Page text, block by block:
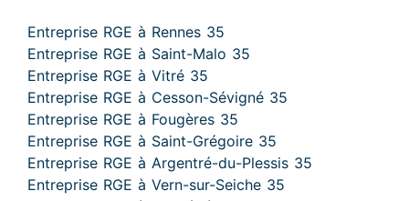
Entreprise RGE à Rennes 35
Entreprise RGE à Saint-Malo 35
Entreprise RGE à Vitré 35
Entreprise RGE à Cesson-Sévigné 35
Entreprise RGE à Fougères 35
Entreprise RGE à Saint-Grégoire 35
Entreprise RGE à Argentré-du-Plessis 35
Entreprise RGE à Vern-sur-Seiche 35